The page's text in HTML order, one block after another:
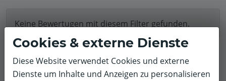
Keine Bewertugen mit diesem Filter gefunden.
Filter zurücksetzen
Cookies & externe Dienste
Diese Website verwendet Cookies und externe
Dienste um Inhalte und Anzeigen zu personalisieren